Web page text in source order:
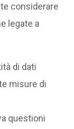
considerare
legate a
di dati
misure di
questioni